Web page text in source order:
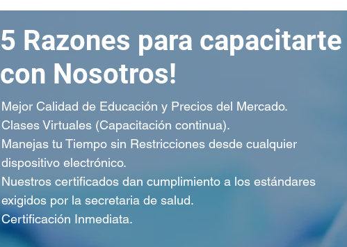
5 Razones para capacitarte
con Nosotros!
Mejor Calidad de Educación y Precios del Mercado.
Clases Virtuales (Capacitación continua).
Manejas tu Tiempo sin Restricciones desde cualquier
dispositivo electrónico.
Nuestros certificados dan cumplimiento a los estándares
exigidos por la secretaria de salud.
Certificación Inmediata.